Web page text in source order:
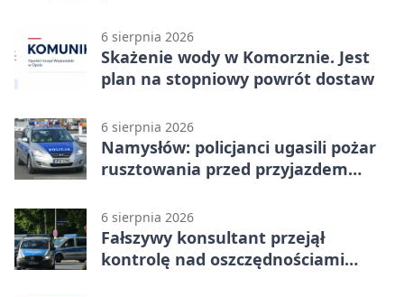
6 sierpnia 2026
Skażenie wody w Komorznie. Jest
plan na stopniowy powrót dostaw
6 sierpnia 2026
Namysłów: policjanci ugasili pożar
rusztowania przed przyjazdem
6 sierpnia 2026
Fałszywy konsultant przejął
kontrolę nad oszczędnościami